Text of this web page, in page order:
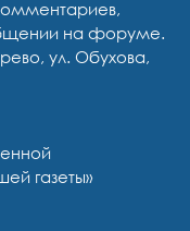
на форуме.
ул. Обухова,
газеты»